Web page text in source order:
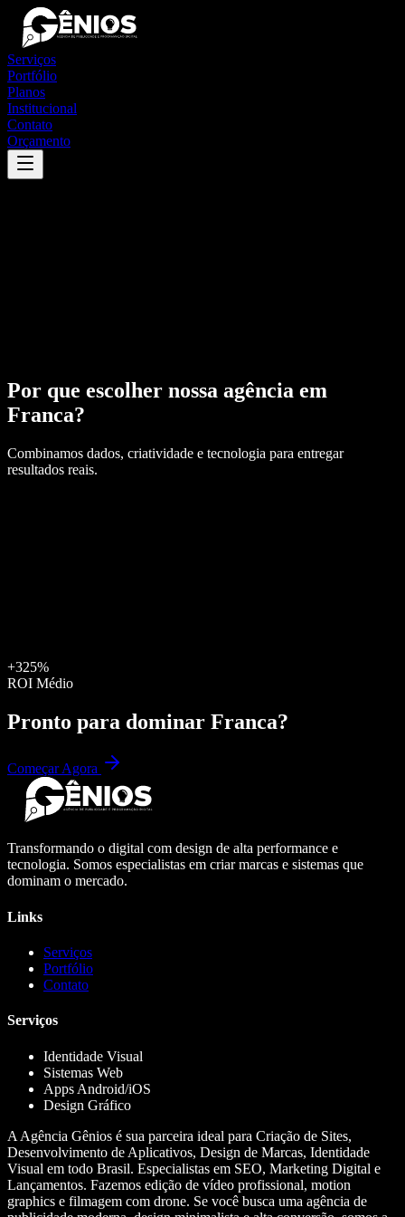
Serviços
Portfólio
Planos
Institucional
Contato
Orçamento
Por que escolher nossa agência em
Franca?
Combinamos dados, criatividade e tecnologia para entregar
resultados reais.
+325%
ROI Médio
Pronto para dominar Franca?
Começar Agora
Transformando o digital com design de alta performance e
tecnologia. Somos especialistas em criar marcas e sistemas que
dominam o mercado.
Links
Serviços
Portfólio
Contato
Serviços
Identidade Visual
Sistemas Web
Apps Android/iOS
Design Gráfico
A Agência Gênios é sua parceira ideal para Criação de Sites,
Desenvolvimento de Aplicativos, Design de Marcas, Identidade
Visual em todo Brasil. Especialistas em SEO, Marketing Digital e
Lançamentos. Fazemos edição de vídeo profissional, motion
graphics e filmagem com drone. Se você busca uma agência de